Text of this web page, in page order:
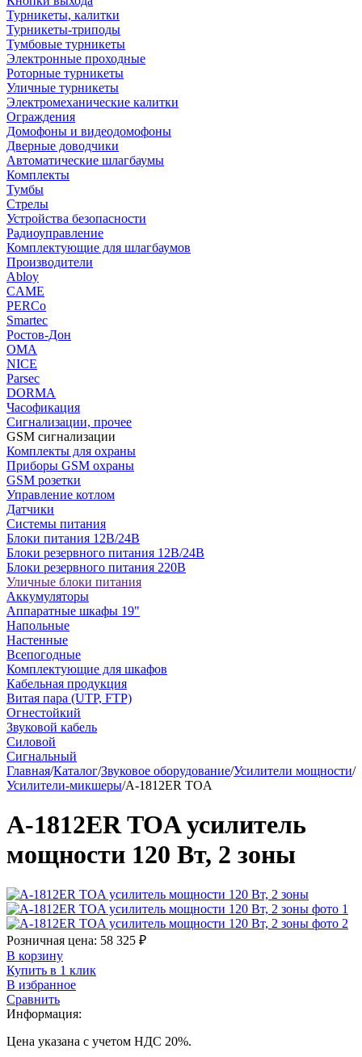
Турникеты, калитки
Турникеты-триподы
Тумбовые турникеты
Электронные проходные
Роторные турникеты
Уличные турникеты
Электромеханические калитки
Ограждения
Домофоны и видеодомофоны
Дверные доводчики
Автоматические шлагбаумы
Комплекты
Тумбы
Стрелы
Устройства безопасности
Радиоуправление
Комплектующие для шлагбаумов
Производители
Abloy
CAME
PERCo
Smartec
Ростов-Дон
ОМА
NICE
Parsec
DORMA
Часофикация
Сигнализации, прочее
GSM сигнализации
Комплекты для охраны
Приборы GSM охраны
GSM розетки
Управление котлом
Датчики
Системы питания
Блоки питания 12В/24В
Блоки резервного питания 12В/24В
Блоки резервного питания 220В
Уличные блоки питания
Аккумуляторы
Аппаратные шкафы 19"
Напольные
Настенные
Всепогодные
Комплектующие для шкафов
Кабельная продукция
Витая пара (UTP, FTP)
Огнестойкий
Звуковой кабель
Силовой
Сигнальный
Главная/Каталог/Звуковое оборудование/Усилители мощности/
Усилители-микшеры/A-1812ER TOA
A-1812ER TOA усилитель
мощности 120 Вт, 2 зоны
Розничная цена: 58 325 ₽
В корзину
Купить в 1 клик
В избранное
Сравнить
Информация:
Цена указана с учетом НДС 20%.